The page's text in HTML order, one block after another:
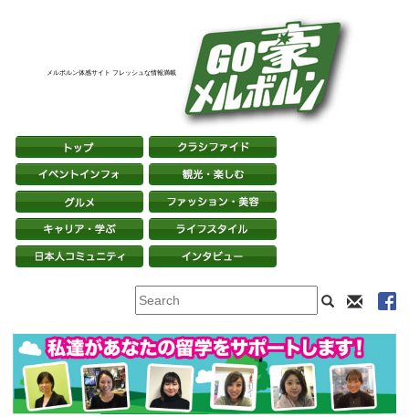
メルボルン体感サイト フレッシュな情報満載